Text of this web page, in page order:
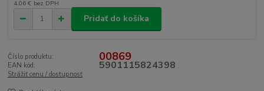
4,06 € bez DPH
Pridať do košíka
Číslo produktu: 00869
EAN kód: 5901115824398
Strážiť cenu / dostupnosť